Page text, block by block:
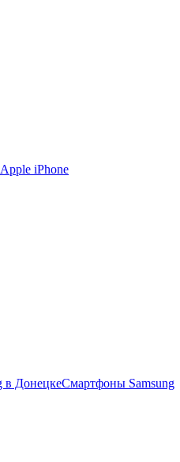
Apple iPhone
Смартфоны Samsung